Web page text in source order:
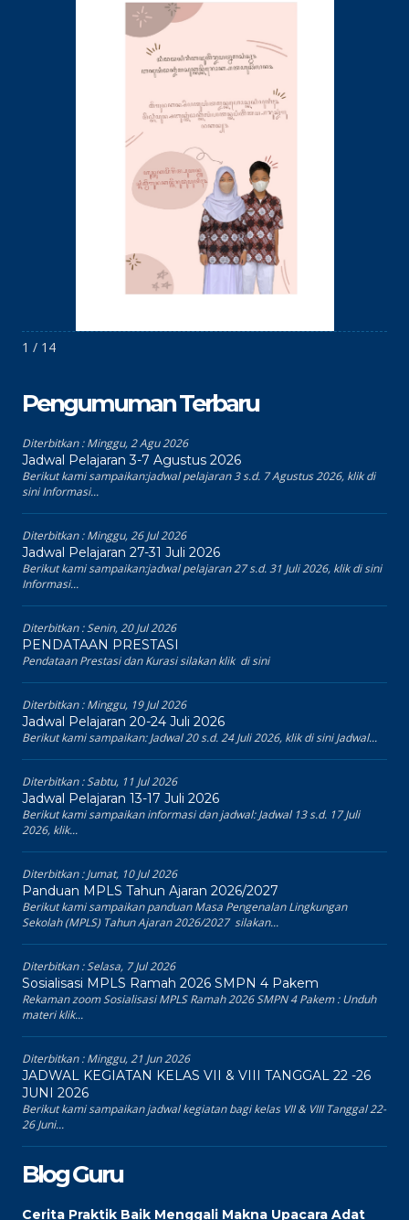
1 / 14
Pengumuman Terbaru
Diterbitkan :Minggu, 2 Agu 2026
Jadwal Pelajaran 3-7 Agustus 2026
Berikut kami sampaikan:jadwal pelajaran 3 s.d. 7 Agustus 2026, klik di
sini Informasi...
Diterbitkan :Minggu, 26 Jul 2026
Jadwal Pelajaran 27-31 Juli 2026
Berikut kami sampaikan:jadwal pelajaran 27 s.d. 31 Juli 2026, klik di sini
Informasi...
Diterbitkan :Senin, 20 Jul 2026
PENDATAAN PRESTASI
Pendataan Prestasi dan Kurasi silakan klik di sini
Diterbitkan :Minggu, 19 Jul 2026
Jadwal Pelajaran 20-24 Juli 2026
Berikut kami sampaikan: Jadwal 20 s.d. 24 Juli 2026, klik di sini Jadwal...
Diterbitkan :Sabtu, 11 Jul 2026
Jadwal Pelajaran 13-17 Juli 2026
Berikut kami sampaikan informasi dan jadwal: Jadwal 13 s.d. 17 Juli
2026, klik...
Diterbitkan :Jumat, 10 Jul 2026
Panduan MPLS Tahun Ajaran 2026/2027
Berikut kami sampaikan panduan Masa Pengenalan Lingkungan
Sekolah (MPLS) Tahun Ajaran 2026/2027 silakan...
Diterbitkan :Selasa, 7 Jul 2026
Sosialisasi MPLS Ramah 2026 SMPN 4 Pakem
Rekaman zoom Sosialisasi MPLS Ramah 2026 SMPN 4 Pakem : Unduh
materi klik...
Diterbitkan :Minggu, 21 Jun 2026
JADWAL KEGIATAN KELAS VII & VIII TANGGAL 22 -26
JUNI 2026
Berikut kami sampaikan jadwal kegiatan bagi kelas VII & VIII Tanggal 22-
26 Juni...
Blog Guru
Cerita Praktik Baik Menggali Makna Upacara Adat